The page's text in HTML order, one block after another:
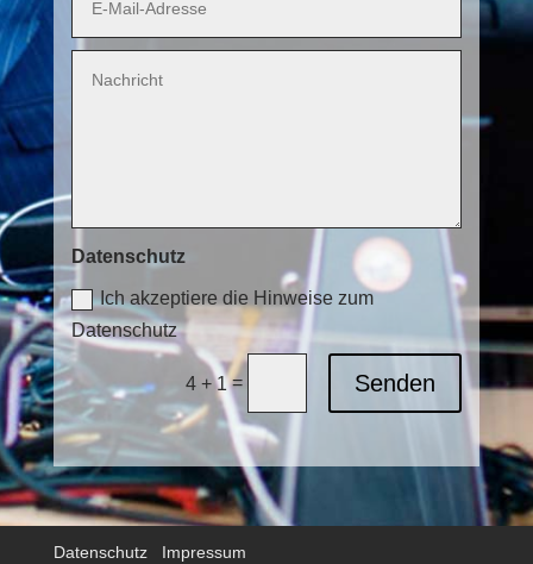
Datenschutz
Ich akzeptiere die Hinweise zum
Datenschutz
4 + 1= Senden
Datenschutz Impressum